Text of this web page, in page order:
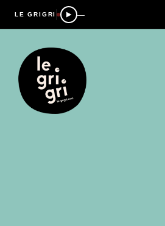
LE GRIGRI —